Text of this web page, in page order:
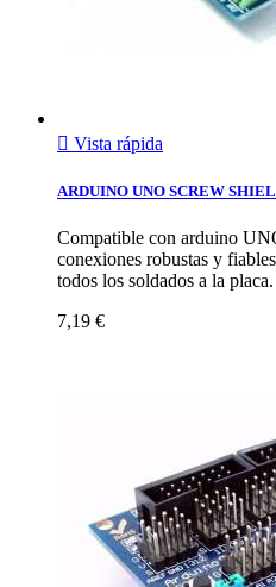
 Vista rápida
ARDUINO UNO SCREW
Compatible con arduino
conexiones robustas y
todos los soldados a la placa.
7,19 €